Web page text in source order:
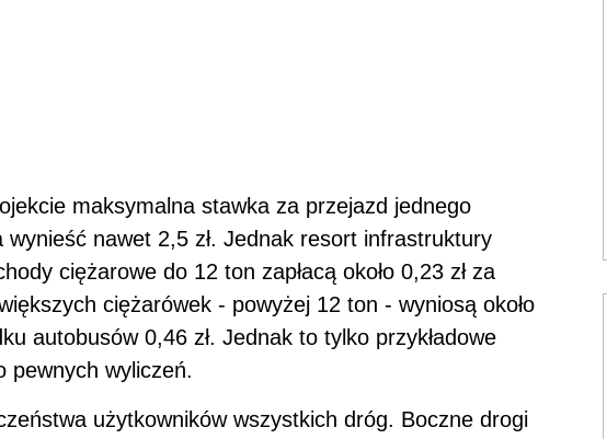
maksymalna stawka za przejazd jednego
nawet 2,5 zł. Jednak resort infrastruktury
ciężarowe do 12 ton zapłacą około 0,23 zł za
ciężarówek - powyżej 12 ton - wyniosą około
autobusów 0,46 zł. Jednak to tylko przykładowe
pewnych wyliczeń.
użytkowników wszystkich dróg. Boczne drogi